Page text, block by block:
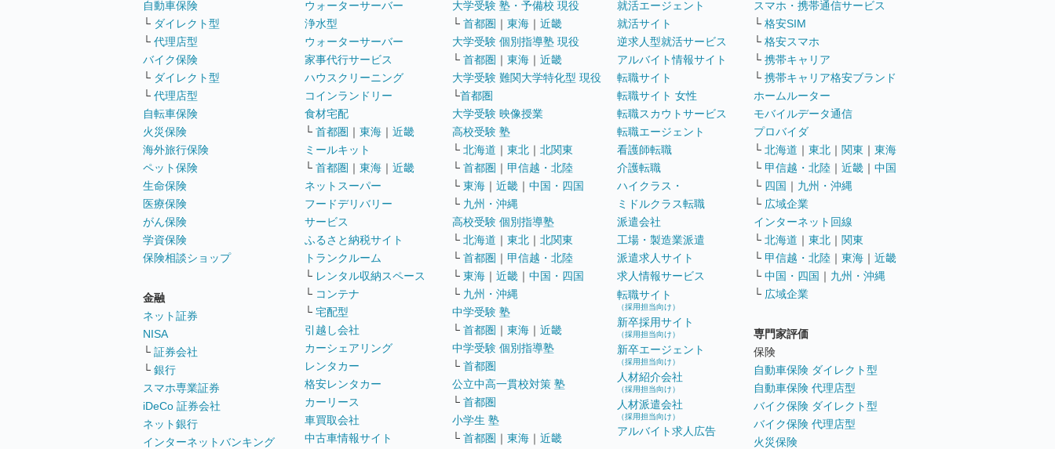
自動車保険
└ ダイレクト型
└ 代理店型
バイク保険
└ ダイレクト型
└ 代理店型
自転車保険
火災保険
海外旅行保険
ペット保険
生命保険
医療保険
がん保険
学資保険
保険相談ショップ
金融
ネット証券
NISA
└ 証券会社
└ 銀行
スマホ専業証券
iDeCo 証券会社
ネット銀行
インターネットバンキング
ウォーターサーバー
浄水型
ウォーターサーバー
家事代行サービス
ハウスクリーニング
コインランドリー
食材宅配
└ 首都圏 ｜ 東海 ｜ 近畿
ミールキット
└ 首都圏 ｜ 東海 ｜ 近畿
ネットスーパー
フードデリバリー
サービス
ふるさと納税サイト
トランクルーム
└ レンタル収納スペース
└ コンテナ
└ 宅配型
引越し会社
カーシェアリング
レンタカー
格安レンタカー
カーリース
車買取会社
中古車情報サイト
大学受験 塾・予備校 現役
└ 首都圏 ｜ 東海 ｜ 近畿
大学受験 個別指導塾 現役
└ 首都圏 ｜ 東海 ｜ 近畿
大学受験 難関大学特化型 現役
└首都圏
大学受験 映像授業
高校受験 塾
└ 北海道 ｜ 東北 ｜ 北関東
└ 首都圏 ｜ 甲信越・北陸
└ 東海 ｜ 近畿 ｜ 中国・四国
└ 九州・沖縄
高校受験 個別指導塾
└ 北海道 ｜ 東北 ｜ 北関東
└ 首都圏 ｜ 甲信越・北陸
└ 東海 ｜ 近畿 ｜ 中国・四国
└ 九州・沖縄
中学受験 塾
└ 首都圏 ｜ 東海 ｜ 近畿
中学受験 個別指導塾
└ 首都圏
公立中高一貫校対策 塾
└ 首都圏
小学生 塾
└ 首都圏 ｜ 東海 ｜ 近畿
就活エージェント
就活サイト
逆求人型就活サービス
アルバイト情報サイト
転職サイト
転職サイト 女性
転職スカウトサービス
転職エージェント
看護師転職
介護転職
ハイクラス・
ミドルクラス転職
派遣会社
工場・製造業派遣
派遣求人サイト
求人情報サービス
転職サイト
（採用担当向け）
新卒採用サイト
（採用担当向け）
新卒エージェント
（採用担当向け）
人材紹介会社
（採用担当向け）
人材派遣会社
（採用担当向け）
アルバイト求人広告
スマホ・携帯通信サービス
└ 格安SIM
└ 格安スマホ
└ 携帯キャリア
└ 携帯キャリア格安ブランド
ホームルーター
モバイルデータ通信
プロバイダ
└ 北海道 ｜ 東北 ｜ 関東 ｜ 東海
└ 甲信越・北陸 ｜ 近畿 ｜ 中国
└ 四国 ｜ 九州・沖縄
└ 広域企業
インターネット回線
└ 北海道 ｜ 東北 ｜ 関東
└ 甲信越・北陸 ｜ 東海 ｜ 近畿
└ 中国・四国 ｜ 九州・沖縄
└ 広域企業
専門家評価
保険
自動車保険 ダイレクト型
自動車保険 代理店型
バイク保険 ダイレクト型
バイク保険 代理店型
火災保険